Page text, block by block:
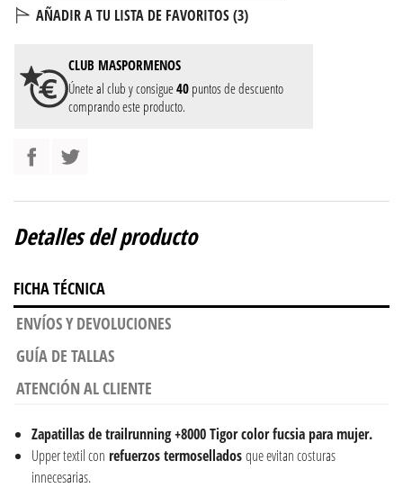
AÑADIR A TU LISTA DE FAVORITOS (3)
CLUB MASPORMENOS
Únete al club y consigue40 puntos de descuento
comprando este producto.
Detalles del producto
FICHA TÉCNICA
ENVÍOS Y DEVOLUCIONES
GUÍA DE TALLAS
ATENCIÓN AL CLIENTE
Zapatillas de trailrunning +8000 Tigor color fucsia para mujer.
Upper textil con refuerzos termoselladosque evitan costuras
innecesarias.